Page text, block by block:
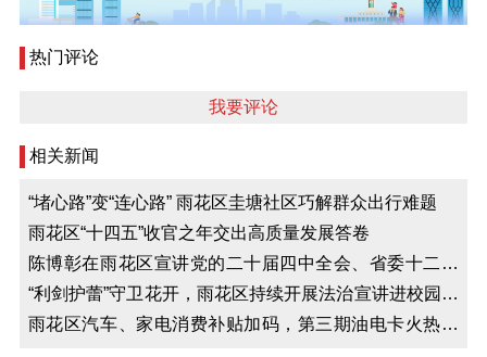
热门评论
我要评论
相关新闻
“堵心路”变“连心路” 雨花区圭塘社区巧解群众出行难题
雨花区“十四五”收官之年交出高质量发展答卷
陈博彰在雨花区宣讲党的二十届四中全会、省委十二届
九次全会精神并开展调研
“利剑护蕾”守卫花开，雨花区持续开展法治宣讲进校园活
动
雨花区汽车、家电消费补贴加码，第三期油电卡火热发